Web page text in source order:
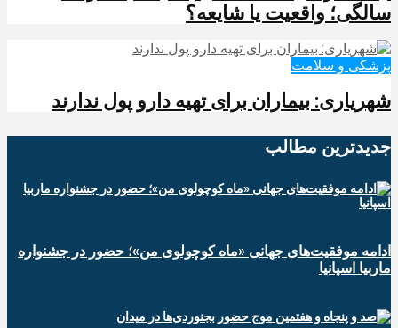
سالگی؛ واقعیت یا شایعه؟
پزشکی و سلامت
شهریاری: بیماران برای تهیه دارو پول ندارند
جدیدترین‌ مطالب
ادامه موفقیت‌های جهانی «ماه کوچولوی من»؛ حضور در جشنواره
ماربیا اسپانیا